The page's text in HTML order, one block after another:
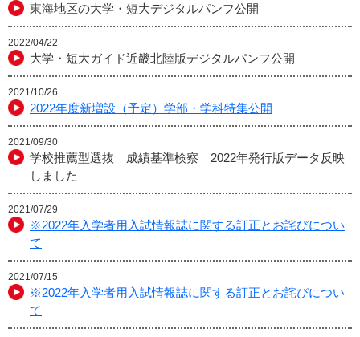
東海地区の大学・短大デジタルパンフ公開
2022/04/22
大学・短大ガイド近畿北陸版デジタルパンフ公開
2021/10/26
2022年度新増設（予定）学部・学科特集公開
2021/09/30
学校推薦型選抜 成績基準検察 2022年発行版データ反映
しました
2021/07/29
※2022年入学者用入試情報誌に関する訂正とお詫びについ
て
2021/07/15
※2022年入学者用入試情報誌に関する訂正とお詫びについ
て